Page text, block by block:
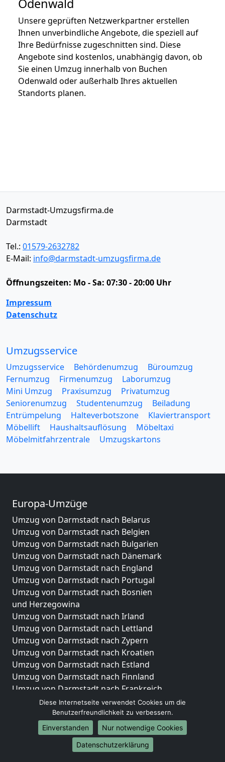
Odenwald
Unsere geprüften Netzwerkpartner erstellen
Ihnen unverbindliche Angebote, die speziell auf
Ihre Bedürfnisse zugeschnitten sind. Diese
Angebote sind kostenlos, unabhängig davon, ob
Sie einen Umzug innerhalb von Buchen
Odenwald oder außerhalb Ihres aktuellen
Standorts planen.
Darmstadt-Umzugsfirma.de
Darmstadt
Tel.: 01579-2632782
E-Mail: info@darmstadt-umzugsfirma.de
Öffnungszeiten: Mo - Sa: 07:30 - 20:00 Uhr
Impressum
Datenschutz
Umzugsservice
Umzugsservice Behördenumzug
Büroumzug
Fernumzug
Firmenumzug
Laborumzug
Mini Umzug
Praxisumzug
Privatumzug
Seniorenumzug
Studentenumzug
Beiladung
Entrümpelung
Halteverbotszone
Klaviertransport
Möbellift
Haushaltsauflösung
Möbeltaxi
Möbelmitfahrzentrale
Umzugskartons
Europa-Umzüge
Umzug von Darmstadt nach Belarus
Umzug von Darmstadt nach Belgien
Umzug von Darmstadt nach Bulgarien
Umzug von Darmstadt nach Dänemark
Umzug von Darmstadt nach England
Umzug von Darmstadt nach Portugal
Umzug von Darmstadt nach Bosnien
und Herzegowina
Umzug von Darmstadt nach Irland
Umzug von Darmstadt nach Lettland
Umzug von Darmstadt nach Zypern
Umzug von Darmstadt nach Kroatien
Umzug von Darmstadt nach Estland
Umzug von Darmstadt nach Finnland
Umzug von Darmstadt nach Frankreich
Umzug von Darmstadt nach Griechenland
Umzug von Darmstadt nach Italien
Umzug von Darmstadt nach Liechtenstein
Umzug von Darmstadt nach Luxemburg
Umzug von Darmstadt nach Niederlande
Diese Internetseite verwendet Cookies um die
Benutzerfreundlichkeit zu verbessern.
Einverstanden
Nur notwendige Cookies
Datenschutzerklärung